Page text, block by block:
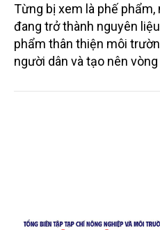
Từng bị xem là phế phẩm,
đang trở thành nguyên
phẩm thân thiện môi
người dân và tạo nên
chén, dĩa... từ mo cau đã